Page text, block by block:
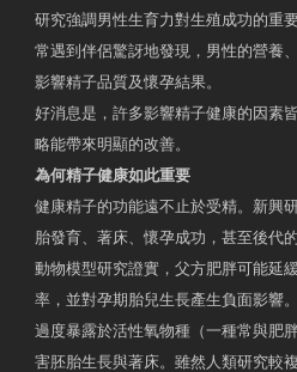
研究強調男性生育力對生殖成功的重
常遇到伴侶驚訝地發現，男性的營養
影響精子品質及懷孕結果。
好消息是，許多影響精子健康的因素
略能帶來明顯的改善。
為何精子健康如此重要
健康精子的功能遠不止於受精。新興
胎發育、著床、懷孕成功，甚至後代
動物模型研究證實，父方肥胖可能延
率，並對孕期胎兒生長產生負面影響
過度暴露於活性氧物種（一種常與肥
害胚胎生長與著床。雖然人類研究較